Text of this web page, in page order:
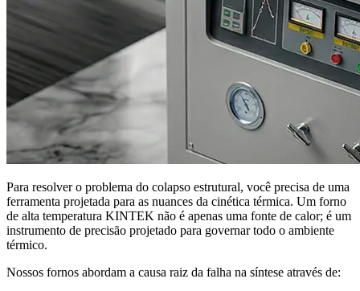
Para resolver o problema do colapso estrutural, você precisa de uma
ferramenta projetada para as nuances da cinética térmica. Um forno
de alta temperatura KINTEK não é apenas uma fonte de calor; é um
instrumento de precisão projetado para governar todo o ambiente
térmico.
Nossos fornos abordam a causa raiz da falha na síntese através de: